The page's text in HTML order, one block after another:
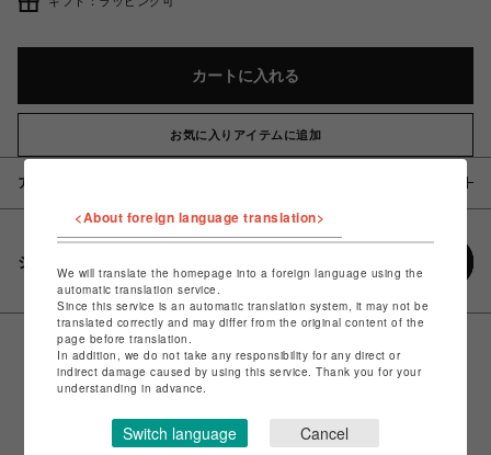
カートに入れる
お気に入りアイテムに追加
アイテム説明 / 素材
シェアする
<About foreign language translation>
We will translate the homepage into a foreign language using the
automatic translation service.
Since this service is an automatic translation system, it may not be
translated correctly and may differ from the original content of the
page before translation.
In addition, we do not take any responsibility for any direct or
indirect damage caused by using this service. Thank you for your
understanding in advance.
Switch language Cancel